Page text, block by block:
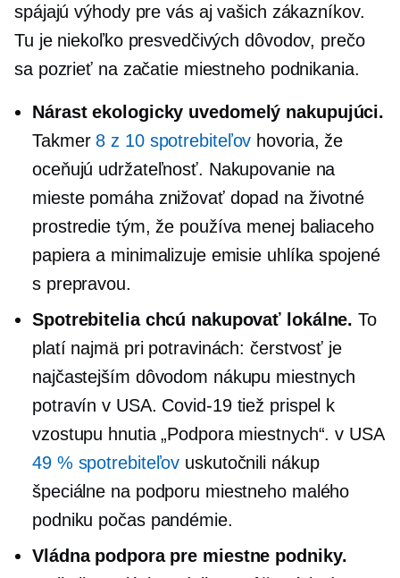
spájajú výhody pre vás aj vašich zákazníkov.
Tu je niekoľko presvedčivých dôvodov, prečo
sa pozrieť na začatie miestneho podnikania.
Nárastekologicky uvedomelý nakupujúci.
Takmer 8 z 10 spotrebiteľov hovoria, že
oceňujú udržateľnosť. Nakupovanie na
mieste pomáha znižovať dopad na životné
prostredie tým, že používa menej baliaceho
papiera a minimalizuje emisie uhlíka spojené
s prepravou.
Spotrebitelia chcú nakupovať lokálne. To
platí najmä pri potravinách: čerstvosť je
najčastejším dôvodom nákupu miestnych
potravín v USA. Covid-19tiež prispel k
vzostupu hnutia „Podpora miestnych“. v USA
49 % spotrebiteľov uskutočnili nákup
špeciálne na podporu miestneho malého
podniku počas pandémie.
Vládna podpora pre miestne podniky.